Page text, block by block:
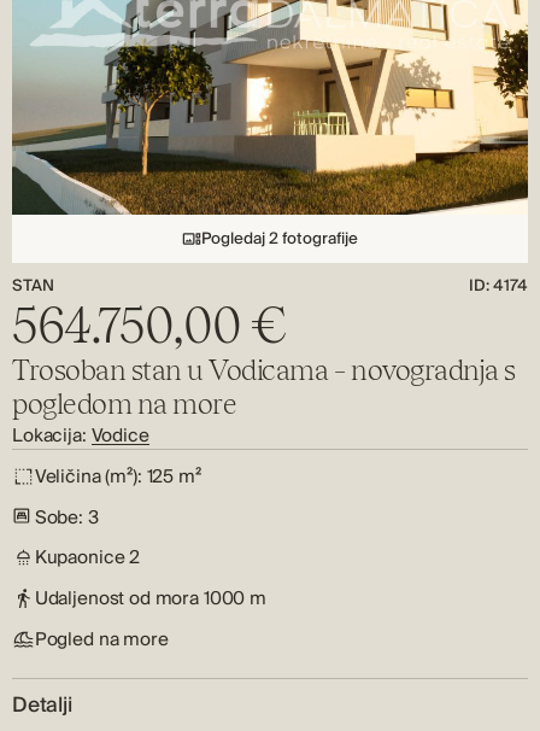
Pogledaj 2 fotografije
STAN
ID: 4174
564.750,00 €
Trosoban stan u Vodicama – novogradnja s
pogledom na more
Lokacija: Vodice
Veličina (m²): 125 m²
Sobe: 3
Kupaonice2
Udaljenost od mora1000 m
Pogled na more
Detalji